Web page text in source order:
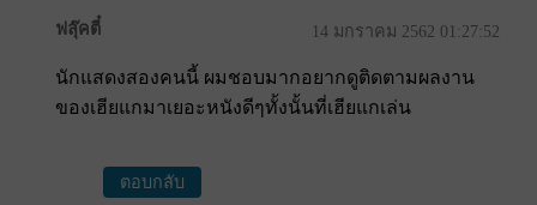
ฟลุ๊คตี๋ 14 มกราคม 2562 01:27:52
นักแสดงสองคนนี้ ผมชอบมากอยากดูติดตามผลงาน
ของเฮียแกมาเยอะหนังดีๆทั้งนั้นที่เฮียแกเล่น
ตอบกลับ